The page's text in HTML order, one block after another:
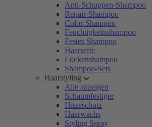
Anti-Schuppen-Shampoo
Repair-Shampoo
Color-Shampoo
Feuchtigkeitsshampoo
Festes Shampoo
Haarseife
Lockenshampoo
Shampoo-Sets
Haarstyling
Alle anzeigen
Schaumfestiger
Hitzeschutz
Haarwachs
Styling Spray